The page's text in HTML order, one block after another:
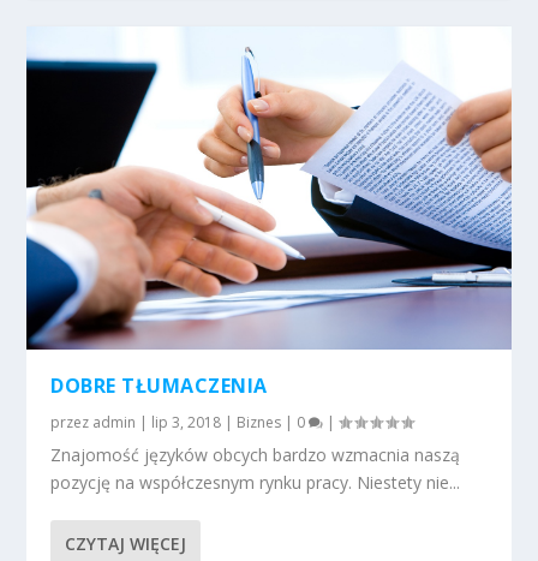
DOBRE TŁUMACZENIA
przez admin | lip 3, 2018 | Biznes | 0 |
Znajomość języków obcych bardzo wzmacnia naszą
pozycję na współczesnym rynku pracy. Niestety nie...
CZYTAJ WIĘCEJ